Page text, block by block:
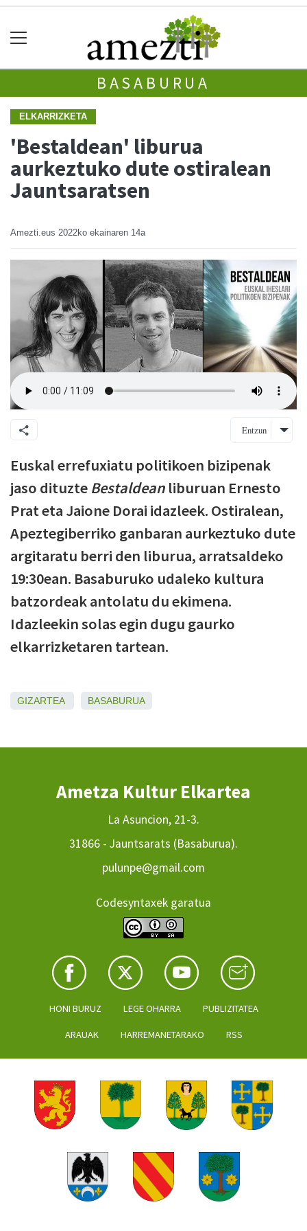
BASABURUA
ELKARRIZKETA
'Bestaldean' liburua
aurkeztuko dute ostiralean
Jauntsaratsen
Amezti.eus 2022ko ekainaren 14a
Entzun
Euskal errefuxiatu politikoen bizipenak
jaso dituzte Bestaldean liburuan Ernesto
Prat eta Jaione Dorai idazleek. Ostiralean,
Apeztegiberriko ganbaran aurkeztuko dute
argitaratu berri den liburua, arratsaldeko
19:30ean. Basaburuko udaleko kultura
batzordeak antolatu du ekimena.
Idazleekin solas egin dugu gaurko
elkarrizketaren tartean.
GIZARTEA BASABURUA
Ametza Kultur Elkartea
La Asuncion, 21-3.
31866 - Jauntsarats (Basaburua).
pulunpe@gmail.com
Codesyntaxek garatua
HONI BURUZ LEGE OHARRA PUBLIZITATEA
ARAUAK HARREMANETARAKO RSS